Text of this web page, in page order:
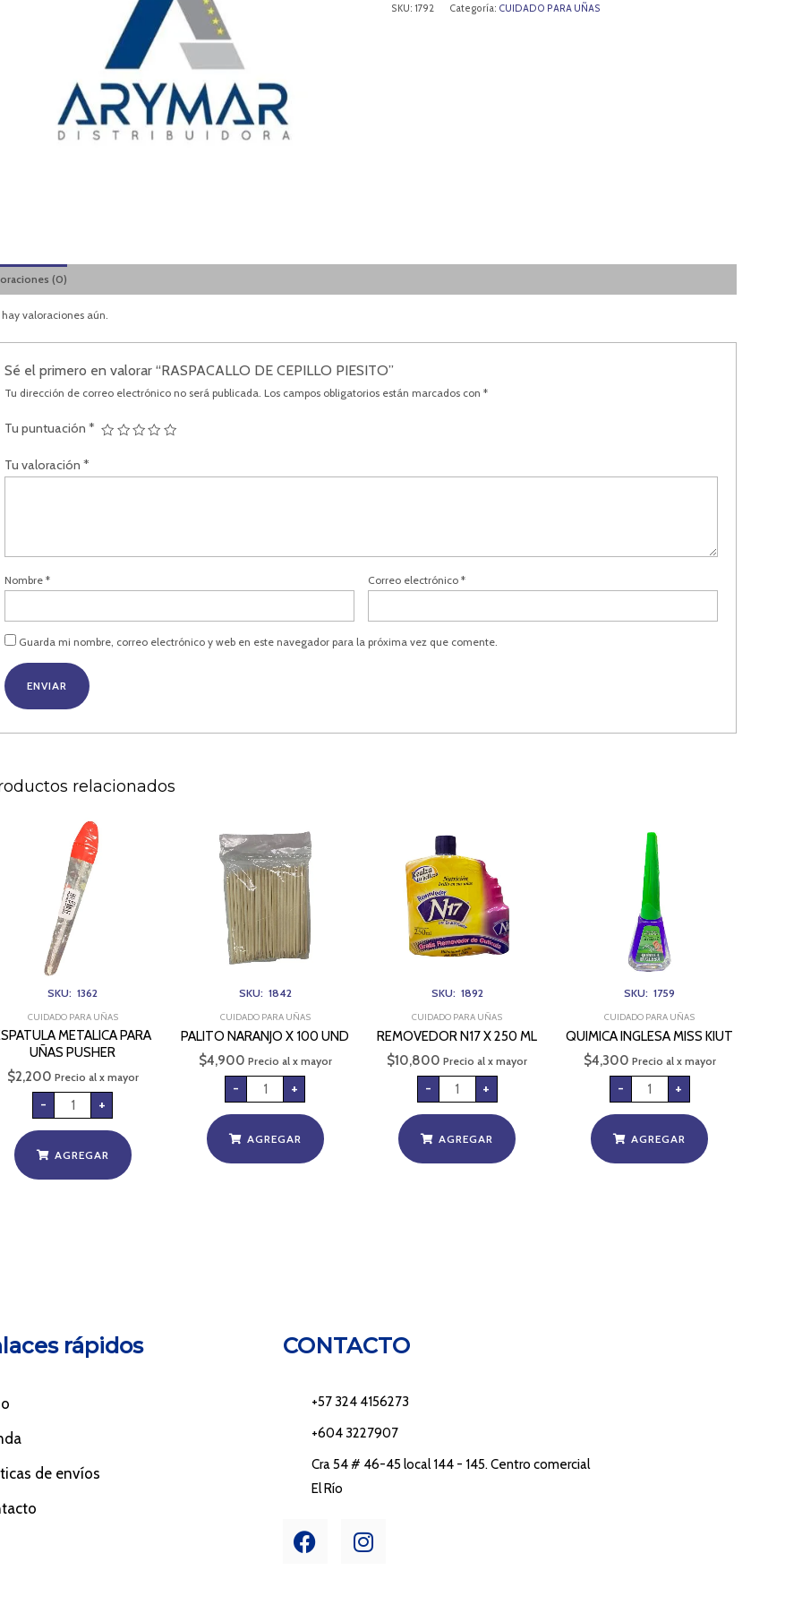
SKU:1792 Categoría: CUIDADO PARA UÑAS
(0)
valoraciones aún.
Sé el primero en valorar “RASPACALLO DE CEPILLO PIESITO”
Tu dirección de correo electrónico no será publicada. Los campos obligatorios están marcados con*
Tu puntuación*
Tu valoración*
Nombre* Correo electrónico*
Guarda mi nombre, correo electrónico y web en este navegador para la próxima vez que comente.
relacionados
SKU: 1362
CUIDADO PARA UÑAS
METALICA PARA
UÑAS PUSHER
$2,200 Precio al x mayor
-
METALICA
PARA
UÑAS
PUSHER
cantidad
+
AGREGAR
SKU: 1842
CUIDADO PARA UÑAS
PALITO NARANJO X 100 UND
$4,900 Precio al x mayor
-
X
100
UND
cantidad
+
AGREGAR
SKU: 1892
CUIDADO PARA UÑAS
REMOVEDOR N17 X 250 ML
$10,800 Precio al x mayor
-
X
250
ML
cantidad
+
AGREGAR
SKU: 1759
CUIDADO PARA UÑAS
QUIMICA INGLESA MISS KIUT
$4,300 Precio al x mayor
-
MISS
KIUT
cantidad
+
AGREGAR
rápidos
de envíos
CONTACTO
+57 324 4156273
+604 3227907
Cra 54 # 46-45 local 144 - 145. Centro comercial
El Río
F
a
I
n